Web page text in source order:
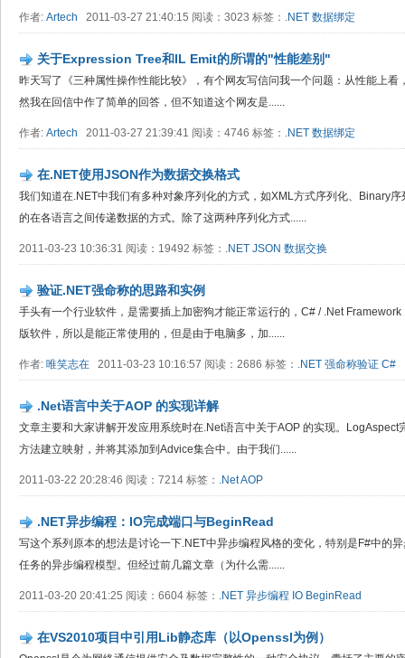
作者: Artech 2011-03-27 21:40:15 阅读：3023 标签： .NET 数据绑定
关于Expression Tree和IL Emit的所谓的"性能差别"
昨天写了《三种属性操作性能比较》，有个网友写信问我一个问题：从性能上
然我在回信中作了简单的回答，但不知道这个网友是......
作者: Artech 2011-03-27 21:39:41 阅读：4746 标签： .NET 数据绑定
在.NET使用JSON作为数据交换格式
我们知道在.NET中我们有多种对象序列化的方式，如XML方式序列化、Binary
的在各语言之间传递数据的方式。除了这两种序列化方式......
2011-03-23 10:36:31 阅读：19492 标签： .NET JSON 数据交换
验证.NET强命称的思路和实例
手头有一个行业软件，是需要插上加密狗才能正常运行的，C# / .Net
版软件，所以是能正常使用的，但是由于电脑多，加......
作者: 唯笑志在 2011-03-23 10:16:57 阅读：2686 标签： .NET 强命称验证 C#
.Net语言中关于AOP 的实现详解
文章主要和大家讲解开发应用系统时在.Net语言中关于AOP 的实现。
方法建立映射，并将其添加到Advice集合中。由于我们......
2011-03-22 20:28:46 阅读：7214 标签： .NetAOP
.NET异步编程：IO完成端口与BeginRead
写这个系列原本的想法是讨论一下.NET中异步编程风格的变化，特别是F#中的
任务的异步编程模型。但经过前几篇文章（为什么需......
2011-03-20 20:41:25 阅读：6604 标签： .NET 异步编程 IO BeginRead
在VS2010项目中引用Lib静态库（以Openssl为例）